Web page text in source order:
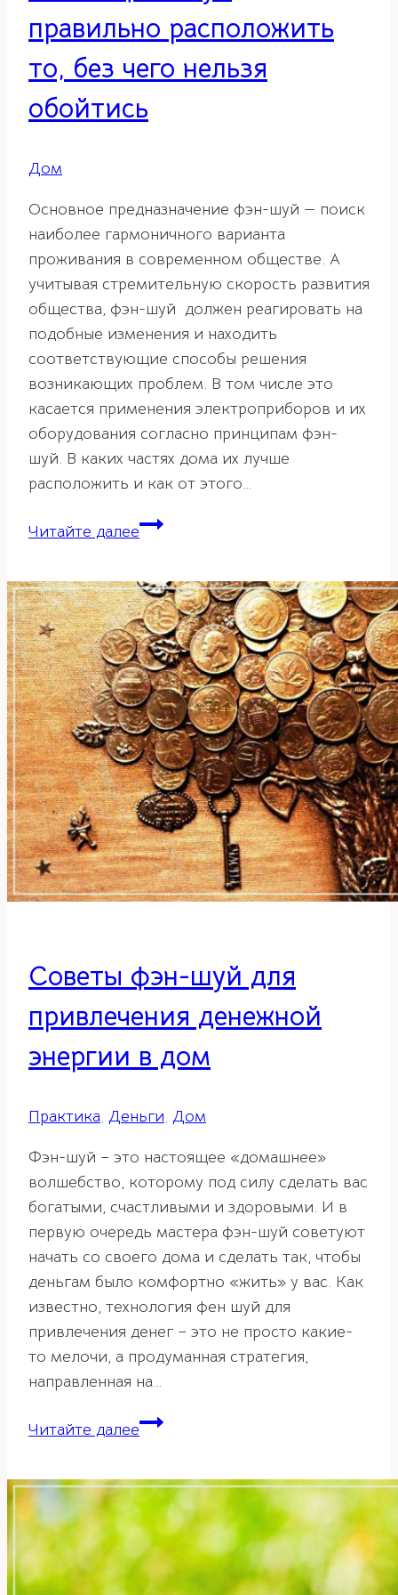
правильно расположить
то, без чего нельзя
обойтись
Дом
Основное предназначение фэн-шуй — поиск
наиболее гармоничного варианта
проживания в современном обществе. А
учитывая стремительную скорость развития
общества, фэн-шуй должен реагировать на
подобные изменения и находить
соответствующие способы решения
возникающих проблем. В том числе это
касается применения электроприборов и их
оборудования согласно принципам фэн-
шуй. В каких частях дома их лучше
расположить и как от этого…
Читайте далееКак
шуй
правильно
расположить
то,
без
чего
нельзя
обойтись
Советы фэн-шуй для
привлечения денежной
энергии в дом
Практика, Деньги, Дом
Фэн-шуй – это настоящее «домашнее»
волшебство, которому под силу сделать вас
богатыми, счастливыми и здоровыми. И в
первую очередь мастера фэн-шуй советуют
начать со своего дома и сделать так, чтобы
деньгам было комфортно «жить» у вас. Как
известно, технология фен шуй для
привлечения денег – это не просто какие-
то мелочи, а продуманная стратегия,
направленная на…
Читайте далееСоветы
для
привлечения
денежной
энергии